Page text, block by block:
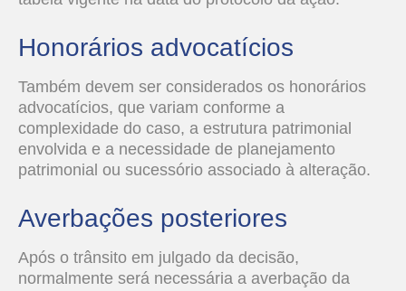
Honorários advocatícios
Também devem ser considerados os honorários
advocatícios, que variam conforme a
complexidade do caso, a estrutura patrimonial
envolvida e a necessidade de planejamento
patrimonial ou sucessório associado à alteração.
Averbações posteriores
Após o trânsito em julgado da decisão,
normalmente será necessária a averbação da